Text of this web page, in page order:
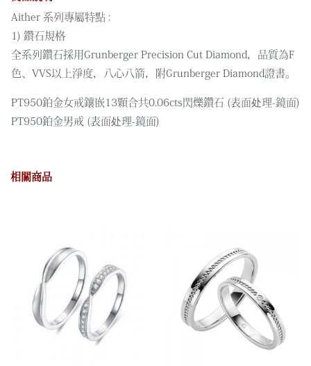
Aither 系列專屬特點 :
1) 鑽石規格
全系列鑽石採用Grunberger Precision Cut Diamond，品質為F
色、VVS以上淨度，八心八箭，附Grunberger Diamond證書。
PT950鉑金女戒鑲嵌13顆合共0.06cts閃爍鑽石 (表面处理-鏡面)
PT950鉑金男戒 (表面处理-鏡面)
相關商品